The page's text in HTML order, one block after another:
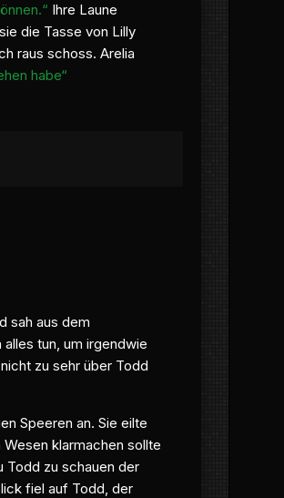
Ihre Laune
die Tasse von Lilly
raus schoss. Arelia
habe“
sah aus dem
tun, um irgendwie
zu sehr über Todd
Speeren an. Sie eilte
klarmachen sollte
Todd zu schauen der
fiel auf Todd, der